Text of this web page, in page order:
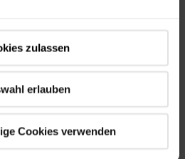
zulassen
erlauben
Cookies verwenden